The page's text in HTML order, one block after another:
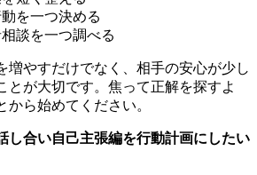
を一つ決める
談を一つ調べる
増やすだけでなく、相手の安心が少し
とが大切です。焦って正解を探すよ
から始めてください。
し合い自己主張編を行動計画にしたい